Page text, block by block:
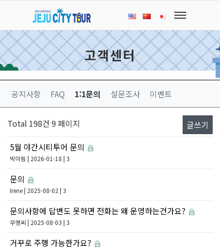
고객센터
공지사항 FAQ 1:1문의 설문조사 이벤트
Total 198건 9 페이지
글쓰기
5월 야간시티투어 문의
박이림 | 2026-01-18 | 3
문의
Irene| 2025-08-02 | 3
문의사항에 답변도 못하면 전화는 왜 운영하는건가요?
무명씨 | 2025-08-03 | 3
거꾸로 주행 가능한가요?